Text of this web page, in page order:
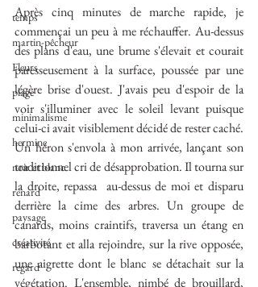
temps
martin-pêcheur
Fleurs
plage
minimalisme
hermine
noir et blanc
renard
paysage
créativité
regard
Après cinq minutes de marche rapide, je
commençai un peu à me réchauffer. Au-dessus
des plans d'eau, une brume s'élevait et courait
paresseusement à la surface, poussée par une
légère brise d'ouest. J'avais peu d'espoir de la
voir s'illuminer avec le soleil levant puisque
celui-ci avait visiblement décidé de rester caché.
Un héron s'envola à mon arrivée, lançant son
traditionnel cri de désapprobation. Il tourna sur
la droite, repassa  au-dessus de moi et disparu
derrière la cime des arbres. Un groupe de
canards, moins craintifs, traversa un étang en
barbotant et alla rejoindre, sur la rive opposée,
une aigrette dont le blanc se détachait sur la
végétation. L'ensemble, nimbé de brouillard,